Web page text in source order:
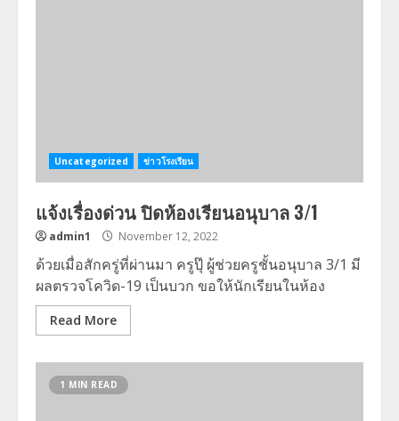
Uncategorized ข่าวโรงเรียน
แจ้งเรื่องด่วน ปิดห้องเรียนอนุบาล 3/1
admin1 November 12, 2022
ด้วยเมื่อสักครู่ที่ผ่านมา ครูปุ๊ ผู้ช่วยครูชั้นอนุบาล 3/1 มี
ผลตรวจโควิด-19 เป็นบวก ขอให้นักเรียนในห้อง
Read More
1 MIN READ